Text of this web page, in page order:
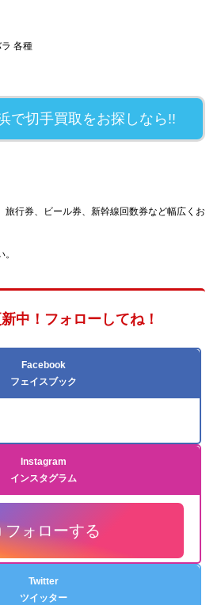
各種
で切手買取をお探しなら!!
旅行券、ビール券、新幹線回数券など幅広くお
中！フォローしてね！
Facebook
フェイスブック
Instagram
インスタグラム
フォローする
Twitter
ツイッター